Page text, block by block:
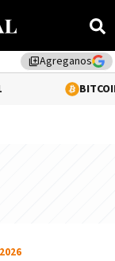
library_addAgreganos
0.12%